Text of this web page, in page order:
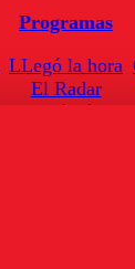
Programas
LLegó la hora
El Radar
Enfoqué Público